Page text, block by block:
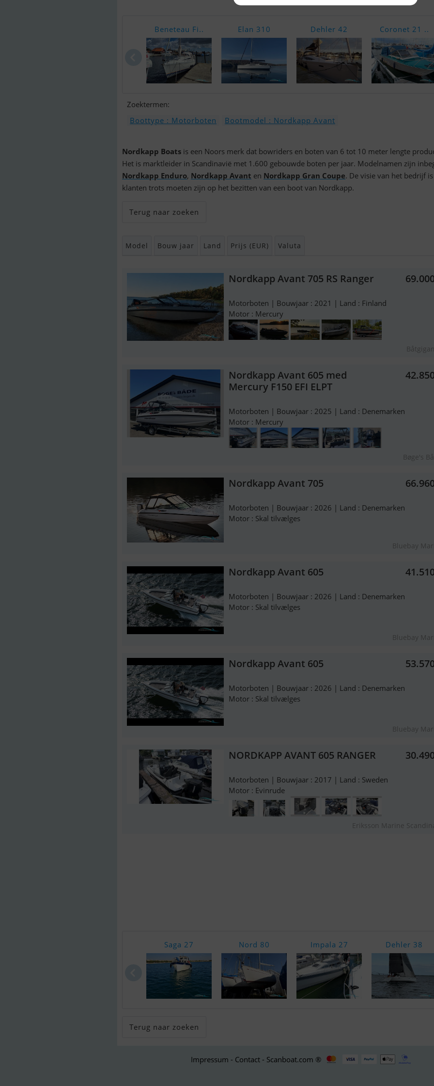
Beneteau Fi.. Elan 310 Dehler 42 Coronet 21 ..
Zoektermen:
Boottype : Motorboten
Bootmodel : Nordkapp Avant
Nordkapp Boats is een Noors merk dat bowriders en boten van 6 tot 10 meter lengte
Het is marktleider in Scandinavië met 1.600 gebouwde boten per jaar. Modelnamen zijn
Nordkapp Enduro, Nordkapp Avant en Nordkapp Gran Coupe. De visie van het bedrijf
klanten trots moeten zijn op het bezitten van een boot van Nordkapp.
Terug naar zoeken
Model Bouw jaar Land Prijs (EUR) Valuta
Nordkapp Avant 705 RS Ranger
Motorboten | Bouwjaar : 2021 | Land : Finland
Motor : Mercury
Nordkapp Avant 605 med
Mercury F150 EFI ELPT
Motorboten | Bouwjaar : 2025 | Land : Denemarken
Motor : Mercury
Bøge's
Nordkapp Avant 705
Motorboten | Bouwjaar : 2026 | Land : Denemarken
Motor : Skal tilvælges
Bluebay
Nordkapp Avant 605
Motorboten | Bouwjaar : 2026 | Land : Denemarken
Motor : Skal tilvælges
Bluebay
Nordkapp Avant 605
Motorboten | Bouwjaar : 2026 | Land : Denemarken
Motor : Skal tilvælges
Bluebay
NORDKAPP AVANT 605 RANGER
Motorboten | Bouwjaar : 2017 | Land : Sweden
Motor : Evinrude
Eriksson Marine
Saga 27 Nord 80 Impala 27 Dehler 38
Terug naar zoeken
Impressum - Contact - Scanboat.com ®